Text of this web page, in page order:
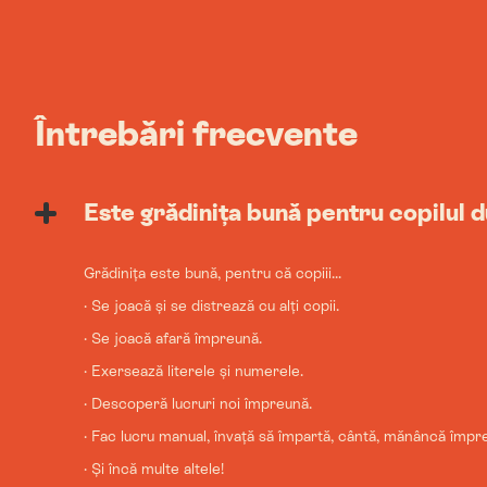
Întrebări frecvente
Este grădinița bună pentru copilul
Grădinița este bună, pentru că copiii...
· Se joacă și se distrează cu alți copii.
· Se joacă afară împreună.
· Exersează literele și numerele.
· Descoperă lucruri noi împreună.
· Fac lucru manual, învață să împartă, cântă, mănâncă
· Și încă multe altele!